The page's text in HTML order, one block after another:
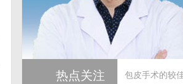
热点关注 包皮手术的较